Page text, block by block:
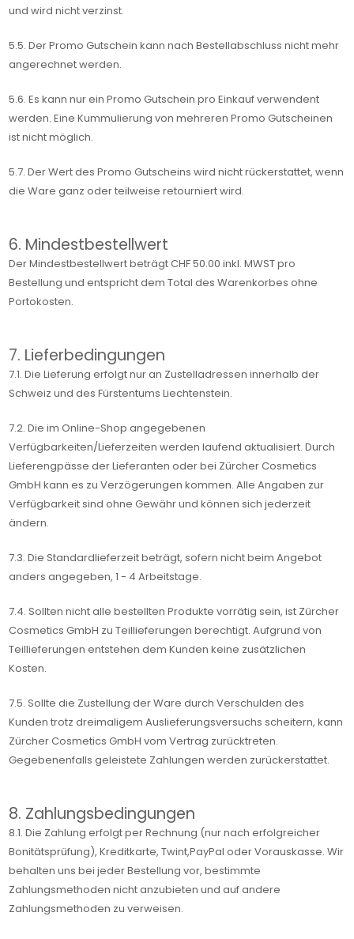
und wird nicht verzinst.
5.5. Der Promo Gutschein kann nach Bestellabschluss nicht mehr
angerechnet werden.
5.6. Es kann nur ein Promo Gutschein pro Einkauf verwendent
werden. Eine Kummulierung von mehreren Promo Gutscheinen
ist nicht möglich.
5.7. Der Wert des Promo Gutscheins wird nicht rückerstattet, wenn
die Ware ganz oder teilweise retourniert wird.
6. Mindestbestellwert
Der Mindestbestellwert beträgt CHF 50.00 inkl. MWST pro
Bestellung und entspricht dem Total des Warenkorbes ohne
Portokosten.
7. Lieferbedingungen
7.1. Die Lieferung erfolgt nur an Zustelladressen innerhalb der
Schweiz und des Fürstentums Liechtenstein.
7.2. Die im Online-Shop angegebenen
Verfügbarkeiten/Lieferzeiten werden laufend aktualisiert. Durch
Lieferengpässe der Lieferanten oder bei Zürcher Cosmetics
GmbH kann es zu Verzögerungen kommen. Alle Angaben zur
Verfügbarkeit sind ohne Gewähr und können sich jederzeit
ändern.
7.3. Die Standardlieferzeit beträgt, sofern nicht beim Angebot
anders angegeben, 1 - 4 Arbeitstage.
7.4. Sollten nicht alle bestellten Produkte vorrätig sein, ist Zürcher
Cosmetics GmbH zu Teillieferungen berechtigt. Aufgrund von
Teillieferungen entstehen dem Kunden keine zusätzlichen
Kosten.
7.5. Sollte die Zustellung der Ware durch Verschulden des
Kunden trotz dreimaligem Auslieferungsversuchs scheitern, kann
Zürcher Cosmetics GmbH vom Vertrag zurücktreten.
Gegebenenfalls geleistete Zahlungen werden zurückerstattet.
8. Zahlungsbedingungen
8.1. Die Zahlung erfolgt per Rechnung (nur nach erfolgreicher
Bonitätsprüfung), Kreditkarte, Twint,PayPal oder Vorauskasse. Wir
behalten uns bei jeder Bestellung vor, bestimmte
Zahlungsmethoden nicht anzubieten und auf andere
Zahlungsmethoden zu verweisen.